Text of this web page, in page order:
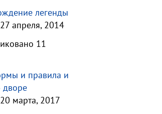
легенды
апреля, 2014
11
и правила и
дворе
марта, 2017